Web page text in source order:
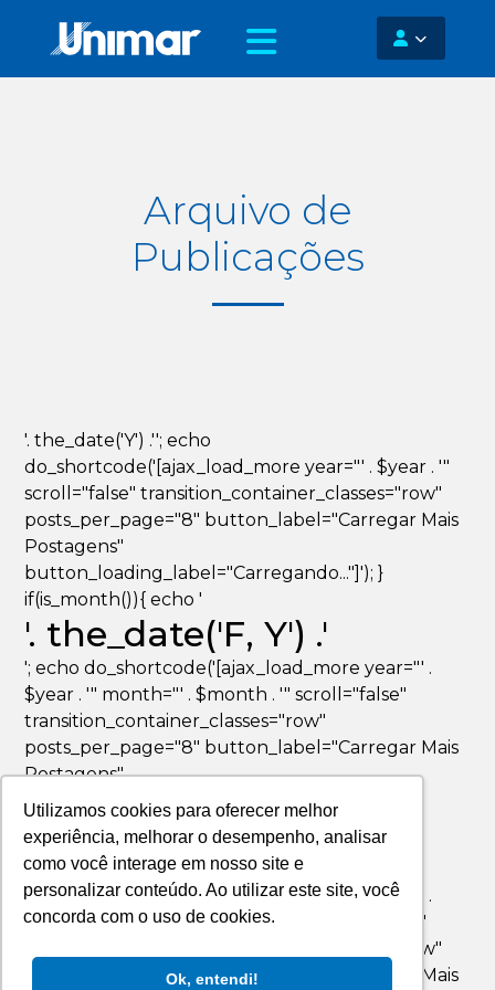
Utilizamos cookies para oferecer melhor
experiência, melhorar o desempenho, analisar
como você interage em nosso site e
personalizar conteúdo. Ao utilizar este site, você
concorda com o uso de cookies.
Ok, entendi!
Arquivo de
Publicações
'. the_date('Y') .''; echo
do_shortcode('[ajax_load_more year="' . $year . '"
scroll="false" transition_container_classes="row"
posts_per_page="8" button_label="Carregar Mais
Postagens"
button_loading_label="Carregando..."]'); }
if(is_month()){ echo '
'. the_date('F, Y') .'
'; echo do_shortcode('[ajax_load_more year="' .
$year . '" month="' . $month . '" scroll="false"
transition_container_classes="row"
posts_per_page="8" button_label="Carregar Mais
Postagens"
button_loading_label="Carregando..."]'); }
if(is_day()){ echo '
'. the_date('F jS, Y') .'
'; echo do_shortcode('[ajax_load_more year="' .
$year . '" month="' . $month . '" day="' . $day . '"
scroll="false" transition_container_classes="row"
posts_per_page="8" button_label="Carregar Mais